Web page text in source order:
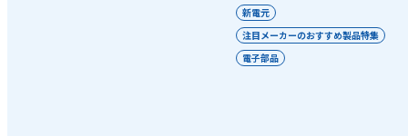
新電元
注目メーカーのおすすめ製品特集
電子部品